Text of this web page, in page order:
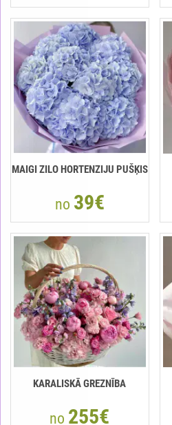
MAIGI ZILO HORTENZIJU PUŠĶIS
no 39€
KARALISKĀ GREZNĪBA
no 255€